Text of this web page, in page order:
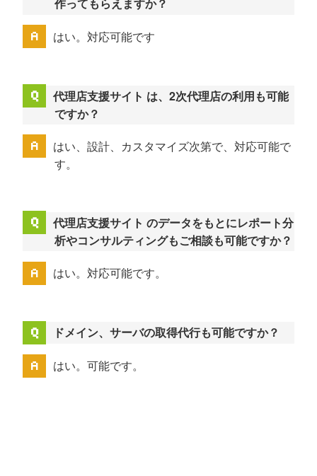
作ってもらえますか？
はい。対応可能です
代理店支援サイト は、2次代理店の利用も可能
ですか？
はい、設計、カスタマイズ次第で、対応可能で
す。
代理店支援サイト のデータをもとにレポート分
析やコンサルティングもご相談も可能ですか？
はい。対応可能です。
ドメイン、サーバの取得代行も可能ですか？
はい。可能です。